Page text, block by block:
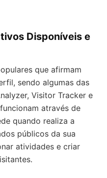
Disponíveis e
que afirmam
sendo algumas das
Visitor Tracker e
através de
quando realiza a
públicos da sua
atividades e criar